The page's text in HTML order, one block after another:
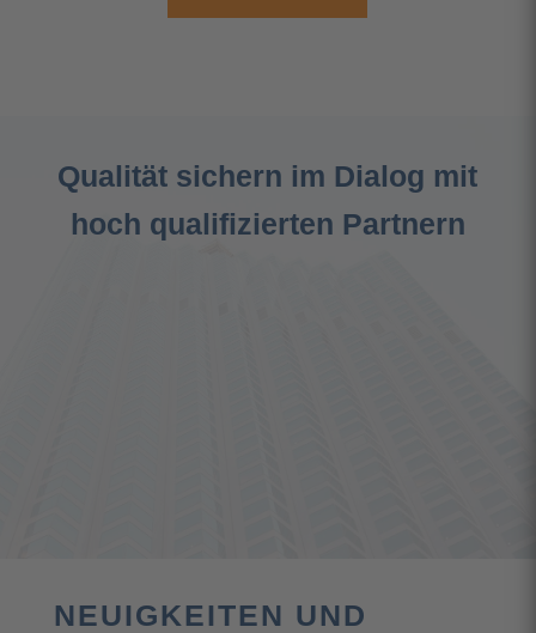
Qualität sichern im Dialog mit
hoch qualifizierten Partnern
NEUIGKEITEN UND